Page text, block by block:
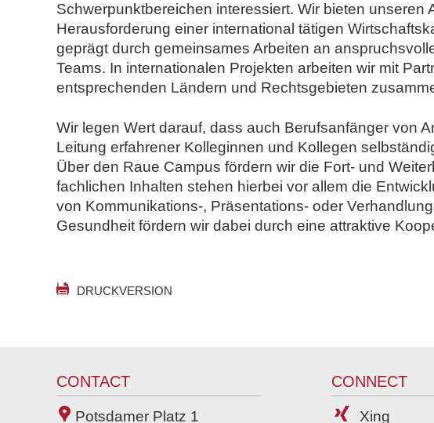
t
e
u
n
d
o
t
a
r
e
Schwerpunktbereichen interessiert. Wir bieten unseren
Herausforderung einer international tätigen
geprägt durch gemeinsames Arbeiten an
Teams. In internationalen Projekten arbeiten wir mit
entsprechenden Ländern und Rechtsgebieten
Wir legen Wert darauf, dass auch Berufsanfänger von
Leitung erfahrener Kolleginnen und Kollegen
Über den Raue Campus fördern wir die Fort- und
fachlichen Inhalten stehen hierbei vor allem die
von Kommunikations-, Präsentations- oder
Gesundheit fördern wir dabei durch eine attraktive
DRUCKVERSION
CONTACT
Potsdamer Platz 1
CONNECT
Xing